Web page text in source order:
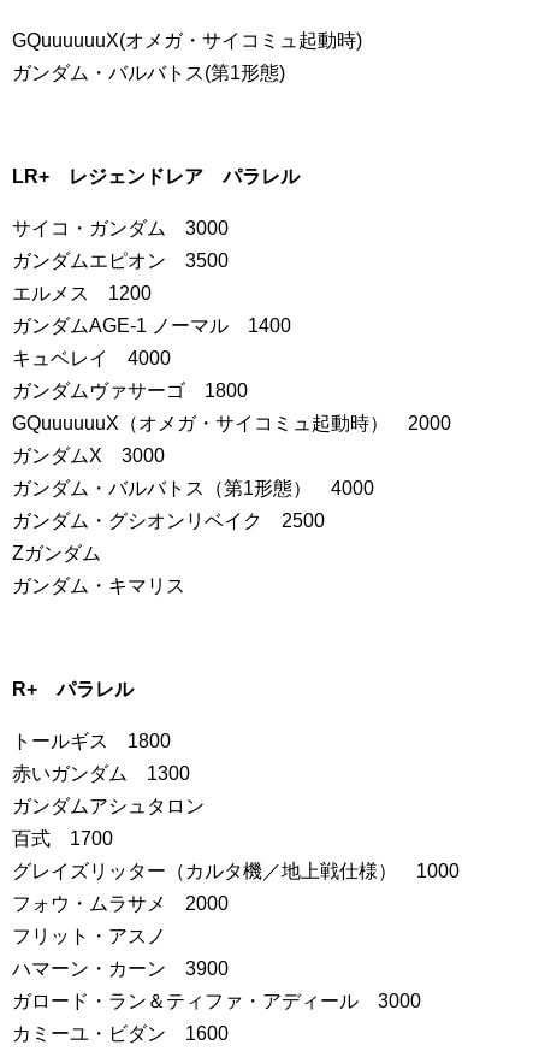
GQuuuuuuX(オメガ・サイコミュ起動時)
ガンダム・バルバトス(第1形態)
LR+ レジェンドレア パラレル
サイコ・ガンダム 3000
ガンダムエピオン 3500
エルメス 1200
ガンダムAGE-1 ノーマル 1400
キュベレイ 4000
ガンダムヴァサーゴ 1800
GQuuuuuuX（オメガ・サイコミュ起動時） 2000
ガンダムX 3000
ガンダム・バルバトス（第1形態） 4000
ガンダム・グシオンリベイク 2500
Ζガンダム
ガンダム・キマリス
R+ パラレル
トールギス 1800
赤いガンダム 1300
ガンダムアシュタロン
百式 1700
グレイズリッター（カルタ機／地上戦仕様） 1000
フォウ・ムラサメ 2000
フリット・アスノ
ハマーン・カーン 3900
ガロード・ラン＆ティファ・アディール 3000
カミーユ・ビダン 1600